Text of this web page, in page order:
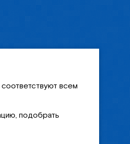
всем
подобрать